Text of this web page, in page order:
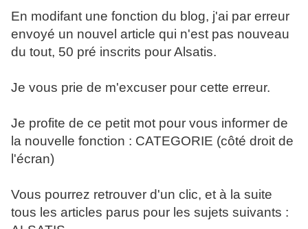
En modifant une fonction du blog, j'ai par erreur
envoyé un nouvel article qui n'est pas nouveau
du tout, 50 pré inscrits pour Alsatis.
Je vous prie de m'excuser pour cette erreur.
Je profite de ce petit mot pour vous informer de
la nouvelle fonction : CATEGORIE (côté droit de
l'écran)
Vous pourrez retrouver d'un clic, et à la suite
tous les articles parus pour les sujets suivants :